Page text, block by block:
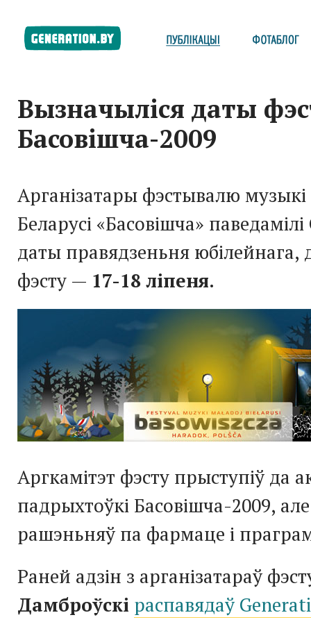
Вызначыліся даты
Басовішча-2009
Арганізатары фэстывалю
Беларусі «Басовішча»
даты правядзеньня юбілейнага,
фэсту — 17-18 ліпеня.
Аргкамітэт фэсту прыступіў да
падрыхтоўкі Басовішча-2009,
рашэньняў па фармаце і
Раней адзін з арганізатараў
Дамброўскі распавядаў